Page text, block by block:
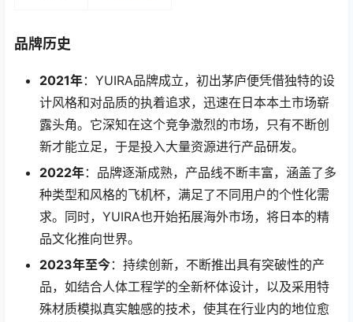
品牌历史
2021年：YUIRA品牌成立，初出茅庐便凭借独特的设
计风格和对品质的执着追求，迅速在日本本土市场崭
露头角。它深知在这个竞争激烈的市场，只有不断创
新才能立足，于是投入大量资源进行产品研发。
2022年：品牌逐渐成熟，产品线不断丰富，涵盖了多
种类型和风格的飞机杯，满足了不同用户的个性化需
求。同时，YUIRA也开始拓展海外市场，将日本的精
品文化推向世界。
2023年至今：持续创新，不断推出具有突破性的产
品，如结合人体工程学的全新杯体设计，以及采用特
殊材质模拟真实触感的技术，使其在行业内的地位愈